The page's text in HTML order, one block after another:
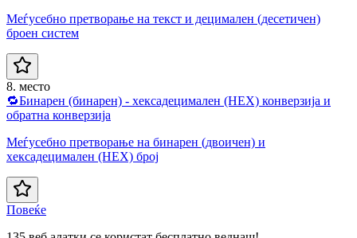
Меѓусебно претворање на текст и децимален (десетичен)
броен систем
8. место
🔁Бинарен (бинарен) - хексадецимален (HEX) конверзија и
обратна конверзија
Меѓусебно претворање на бинарен (двоичен) и
хексадецимален (HEX) број
Повеќе